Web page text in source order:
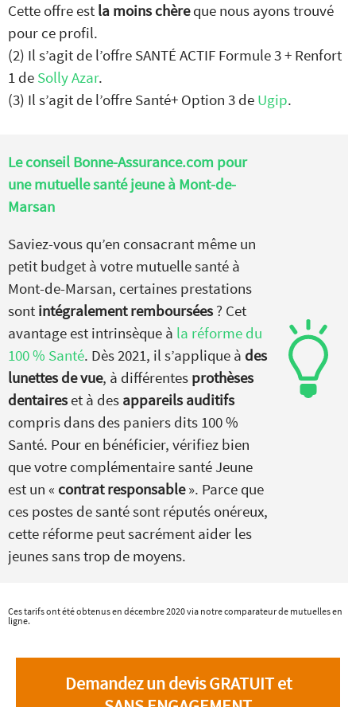
Cette offre est la moins chèreque nous ayons trouvé
pour ce profil.
(2) Il s’agit de l’offre SANTÉ ACTIF Formule 3 + Renfort
1 de Solly Azar.
(3) Il s’agit de l’offre Santé+ Option 3 de Ugip.
Le conseil Bonne-Assurance.com pour
une mutuelle santé jeune à Mont-de-
Marsan
Saviez-vous qu’en consacrant même un
petit budget à votre mutuelle santé à
Mont-de-Marsan, certaines prestations
sont intégralement remboursées ? Cet
avantage est intrinsèque à la réforme du
100 % Santé. Dès 2021, il s’applique à des
lunettes de vue, à différentes prothèses
dentaires et à des appareils auditifs
compris dans des paniers dits 100 %
Santé. Pour en bénéficier, vérifiez bien
que votre complémentaire santé Jeune
est un « contrat responsable». Parce que
ces postes de santé sont réputés onéreux,
cette réforme peut sacrément aider les
jeunes sans trop de moyens.
Ces tarifs ont été obtenus en décembre 2020 via notre comparateur de mutuelles en
ligne.
Demandez un devis GRATUIT et